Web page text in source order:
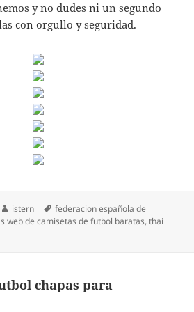
y no dudes ni un segundo
con orgullo y seguridad.
Autor
istern Etiquetas
federacion española de
web de camisetas de futbol baratas,thai
chapas para